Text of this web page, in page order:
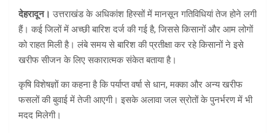
देहरादून। उत्तराखंड के अधिकांश हिस्सों में मानसून गतिविधियां तेज होने लगी
हैं। कई जिलों में अच्छी बारिश दर्ज की गई है, जिससे किसानों और आम लोगों
को राहत मिली है। लंबे समय से बारिश की प्रतीक्षा कर रहे किसानों ने इसे
खरीफ सीजन के लिए सकारात्मक संकेत बताया है।
कृषि विशेषज्ञों का कहना है कि पर्याप्त वर्षा से धान, मक्का और अन्य खरीफ
फसलों की बुवाई में तेजी आएगी। इसके अलावा जल स्रोतों के पुनर्भरण में भी
मदद मिलेगी।